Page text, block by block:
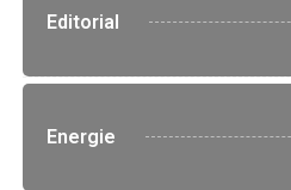
Editorial
Energie